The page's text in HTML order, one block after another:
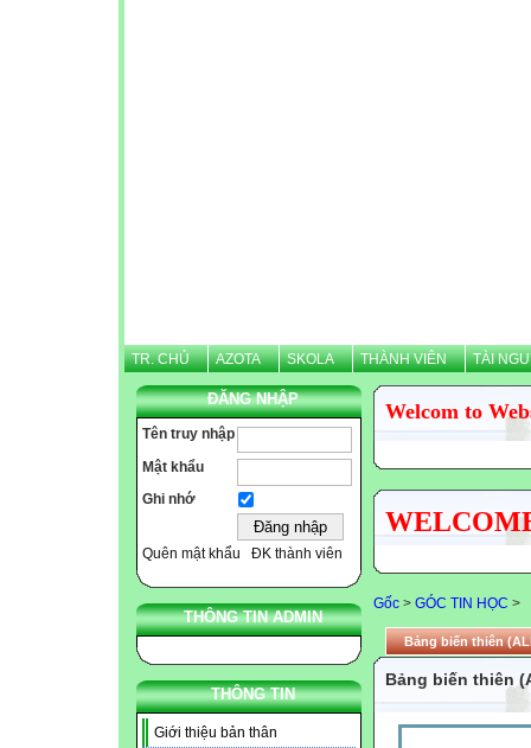
TR. CHỦ AZOTA SKOLA THÀNH VIÊN TÀI
ĐĂNG NHẬP
Tên truy nhập
Mật khẩu
Ghi nhớ
Quên mật khẩu ĐK thành viên
THÔNG TIN ADMIN
THÔNG TIN
Giới thiệu bản thân
Welcom to
Gốc > GÓC TIN HỌC >
Bảng biến thiên
Bảng biến thiên